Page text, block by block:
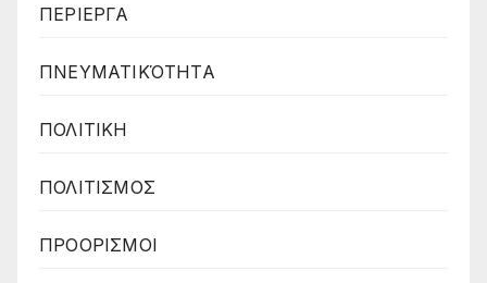
ΠΕΡΙΕΡΓΑ
ΠΝΕΥΜΑΤΙΚΌΤΗΤΑ
ΠΟΛΙΤΙΚΗ
ΠΟΛΙΤΙΣΜΟΣ
ΠΡΟΟΡΙΣΜΟΙ